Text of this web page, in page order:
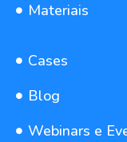
Materiais
Cases
Blog
Webinars e